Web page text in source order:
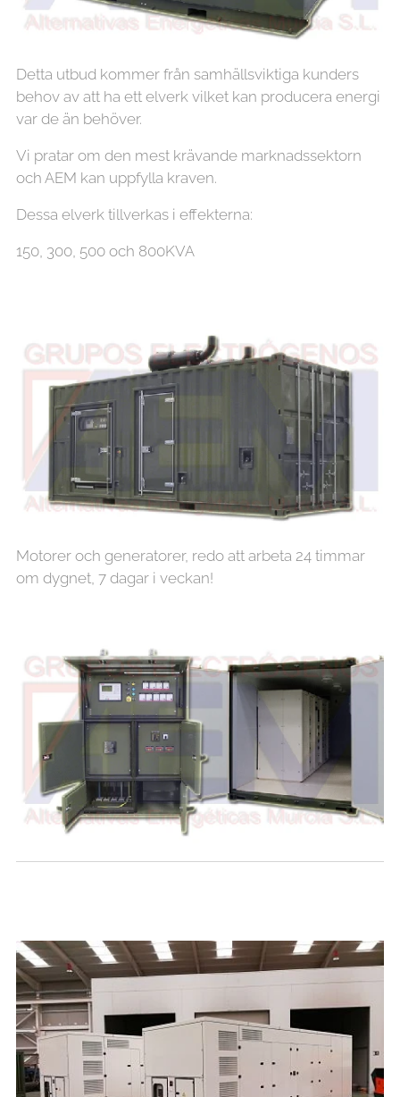
Detta utbud kommer från samhällsviktiga kunders
behov av att ha ett elverk vilket kan producera energi
var de än behöver.
Vi pratar om den mest krävande marknadssektorn
och AEM kan uppfylla kraven.
Dessa elverk tillverkas i effekterna:
150, 300, 500 och 800KVA
Motorer och generatorer, redo att arbeta 24 timmar
om dygnet, 7 dagar i veckan!